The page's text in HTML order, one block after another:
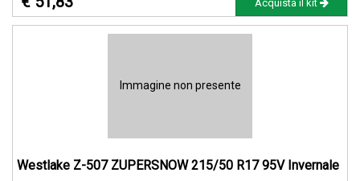
Acquista il kit
Immagine non presente
Westlake Z-507 ZUPERSNOW 215/50 R17 95V Invernale